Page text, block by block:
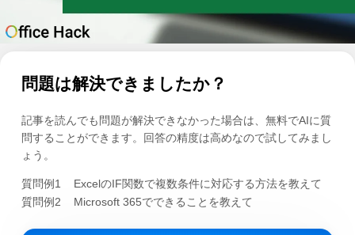
問題は解決できましたか？
記事を読んでも問題が解決できなかった場合は、無料でAIに質
問することができます。回答の精度は高めなので試してみまし
ょう。
質問例1
ExcelのIF関数で複数条件に対応する方法を教えて
質問例2
Microsoft 365でできることを教えて